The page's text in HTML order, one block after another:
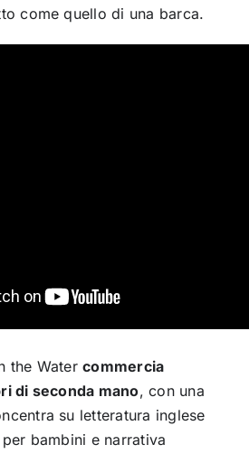
come quello di una barca.
the Watercommercia
di seconda mano, con una
su letteratura inglese
bambini e narrativa